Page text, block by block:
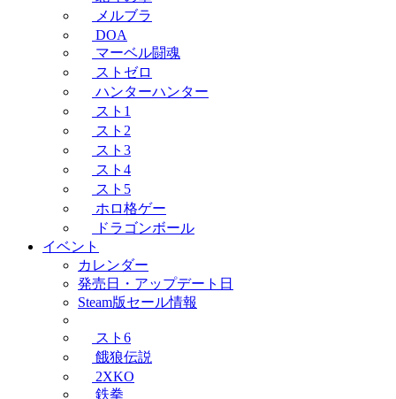
メルブラ
DOA
マーベル闘魂
ストゼロ
ハンターハンター
スト1
スト2
スト3
スト4
スト5
ホロ格ゲー
ドラゴンボール
イベント
カレンダー
発売日・アップデート日
Steam版セール情報
スト6
餓狼伝説
2XKO
鉄拳